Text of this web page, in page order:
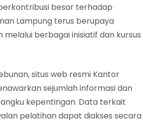
besar terhadap
Lampung terus berupaya
berbagai inisiatif dan kursus
situs web resmi Kantor
sejumlah informasi dan
kepentingan. Data terkait
pelatihan dapat diakses secara